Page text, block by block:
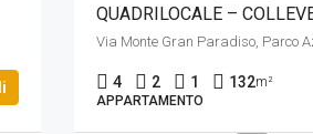
4 2 1 132m²
APPARTAMENTO